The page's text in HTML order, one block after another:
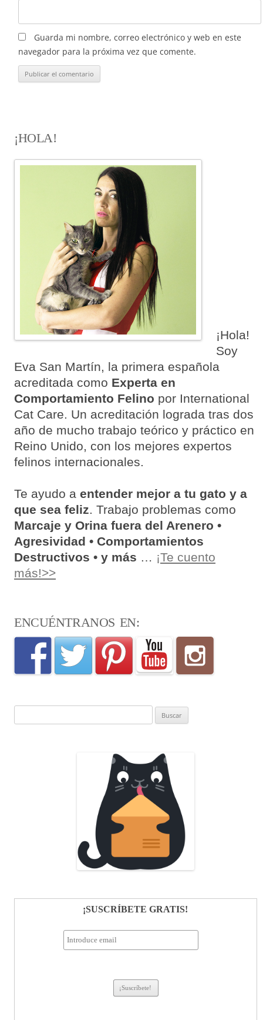
Guarda mi nombre, correo electrónico y web en este
navegador para la próxima vez que comente.
¡HOLA!
¡Hola!
Soy
Eva San Martín, la primera española
acreditada como Experta en
Comportamiento Felino por International
Cat Care. Un acreditación lograda tras dos
año de mucho trabajo teórico y práctico en
Reino Unido, con los mejores expertos
felinos internacionales.
Te ayudo a entender mejor a tu gato y a
que sea feliz. Trabajo problemas como
Marcaje y Orina fuera del Arenero •
Agresividad • Comportamientos
Destructivos • y más … ¡Te cuento
más!>>
ENCUÉNTRANOS EN:
¡SUSCRÍBETE GRATIS!